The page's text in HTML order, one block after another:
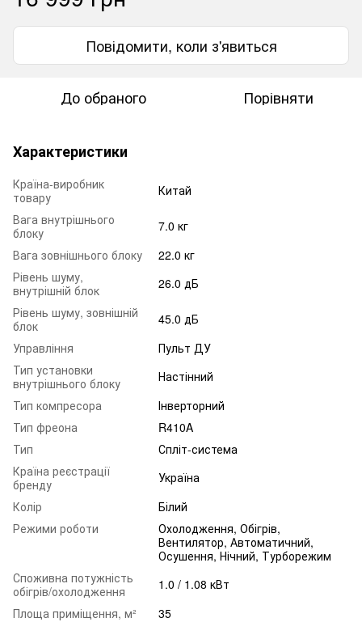
Повідомити, коли з'явиться
До обраного Порівняти
Характеристики
Країна-виробник
товару
Китай
Вага внутрішнього
блоку
7.0 кг
Вага зовнішнього блоку
22.0 кг
Рівень шуму,
внутрішній блок
26.0 дБ
Рівень шуму, зовнішній
блок
45.0 дБ
Управління
Пульт ДУ
Тип установки
внутрішнього блоку
Настінний
Тип компресора
Інверторний
Тип фреона
R410A
Тип
Спліт-система
Країна реєстрації
бренду
Україна
Колір
Білий
Режими роботи
Охолодження, Обігрів,
Вентилятор, Автоматичний,
Осушення, Нічний, Турборежим
Споживна потужність
обігрів/охолодження
1.0 / 1.08 кВт
Площа приміщення, м²
35